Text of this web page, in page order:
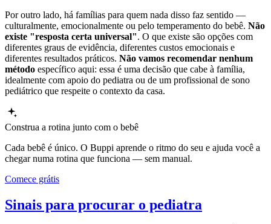
Por outro lado, há famílias para quem nada disso faz sentido —
culturalmente, emocionalmente ou pelo temperamento do bebê. Não
existe "resposta certa universal". O que existe são opções com
diferentes graus de evidência, diferentes custos emocionais e
diferentes resultados práticos. Não vamos recomendar nenhum
método específico aqui: essa é uma decisão que cabe à família,
idealmente com apoio do pediatra ou de um profissional de sono
pediátrico que respeite o contexto da casa.
Construa a rotina junto com o bebê
Cada bebê é único. O Buppi aprende o ritmo do seu e ajuda você a
chegar numa rotina que funciona — sem manual.
Comece grátis
Sinais para procurar o pediatra